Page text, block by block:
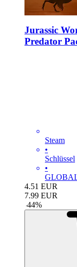
Jurassic
Predator
Steam
•
Schlüssel
•
4.51 EUR
7.99 EUR
-44%